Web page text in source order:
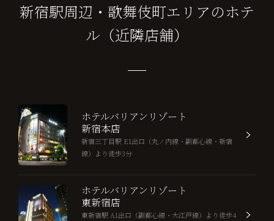
新宿駅周辺・歌舞伎町エリアのホテ
ル（近隣店舗）
ホテルバリアンリゾート
新宿本店
新宿三丁目駅 E1出口（丸ノ内線・副都心線・新宿
線）より徒歩3分
ホテルバリアンリゾート
東新宿店
東新宿駅 A1出口（副都心線・大江戸線）より徒歩4